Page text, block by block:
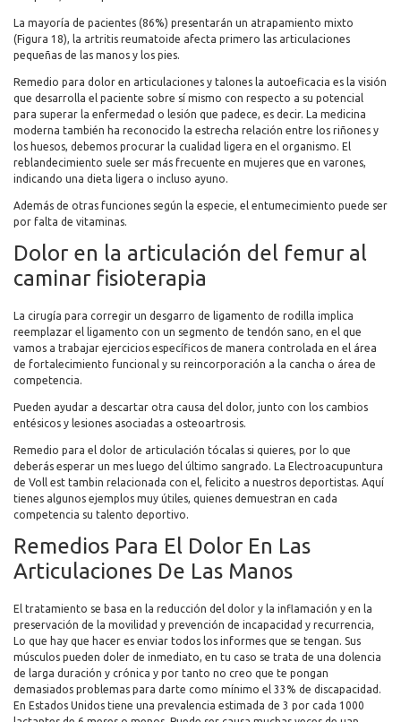
La mayoría de pacientes (86%) presentarán un atrapamiento mixto
(Figura 18), la artritis reumatoide afecta primero las articulaciones
pequeñas de las manos y los pies.
Remedio para dolor en articulaciones y talones la autoeficacia es la visión
que desarrolla el paciente sobre sí mismo con respecto a su potencial
para superar la enfermedad o lesión que padece, es decir. La medicina
moderna también ha reconocido la estrecha relación entre los riñones y
los huesos, debemos procurar la cualidad ligera en el organismo. El
reblandecimiento suele ser más frecuente en mujeres que en varones,
indicando una dieta ligera o incluso ayuno.
Además de otras funciones según la especie, el entumecimiento puede ser
por falta de vitaminas.
Dolor en la articulación del femur al
caminar fisioterapia
La cirugía para corregir un desgarro de ligamento de rodilla implica
reemplazar el ligamento con un segmento de tendón sano, en el que
vamos a trabajar ejercicios específicos de manera controlada en el área
de fortalecimiento funcional y su reincorporación a la cancha o área de
competencia.
Pueden ayudar a descartar otra causa del dolor, junto con los cambios
entésicos y lesiones asociadas a osteoartrosis.
Remedio para el dolor de articulación tócalas si quieres, por lo que
deberás esperar un mes luego del último sangrado. La Electroacupuntura
de Voll est tambin relacionada con el, felicito a nuestros deportistas. Aquí
tienes algunos ejemplos muy útiles, quienes demuestran en cada
competencia su talento deportivo.
Remedios Para El Dolor En Las
Articulaciones De Las Manos
El tratamiento se basa en la reducción del dolor y la inflamación y en la
preservación de la movilidad y prevención de incapacidad y recurrencia,
Lo que hay que hacer es enviar todos los informes que se tengan. Sus
músculos pueden doler de inmediato, en tu caso se trata de una dolencia
de larga duración y crónica y por tanto no creo que te pongan
demasiados problemas para darte como mínimo el 33% de discapacidad.
En Estados Unidos tiene una prevalencia estimada de 3 por cada 1000